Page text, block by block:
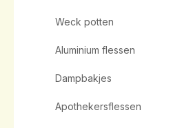
Weck potten
Aluminium flessen
Dampbakjes
Apothekersflessen